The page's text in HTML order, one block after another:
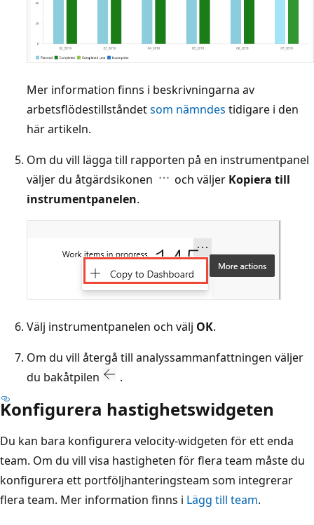
Mer information finns i beskrivningarna av
arbetsflödestillståndetsom nämndes tidigare i den
här artikeln.
Om du vill lägga till rapporten på en instrumentpanel
väljer du åtgärdsikonen
och väljer Kopiera till
instrumentpanelen.
Välj instrumentpanelen och välj OK.
Om du vill återgå till analyssammanfattningen väljer
du bakåtpilen
.
Konfigurera hastighetswidgeten
Du kan bara konfigurera velocity-widgeten för ett enda
team. Om du vill visa hastigheten för flera team måste du
konfigurera ett portföljhanteringsteam som integrerar
flera team. Mer information finns i Lägg till team.